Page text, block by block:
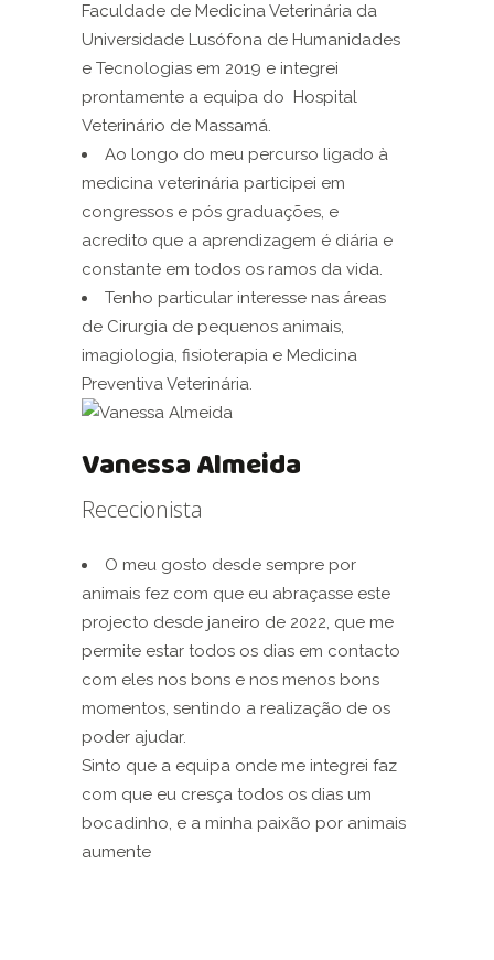
Faculdade de Medicina Veterinária da
Universidade Lusófona de Humanidades
e Tecnologias em 2019 e integrei
prontamente a equipa do Hospital
Veterinário de Massamá.
Ao longo do meu percurso ligado à
medicina veterinária participei em
congressos e pós graduações, e
acredito que a aprendizagem é diária e
constante em todos os ramos da vida.
Tenho particular interesse nas áreas
de Cirurgia de pequenos animais,
imagiologia, fisioterapia e Medicina
Preventiva Veterinária.
Vanessa Almeida
Rececionista
O meu gosto desde sempre por
animais fez com que eu abraçasse este
projecto desde janeiro de 2022, que me
permite estar todos os dias em contacto
com eles nos bons e nos menos bons
momentos, sentindo a realização de os
poder ajudar.
Sinto que a equipa onde me integrei faz
com que eu cresça todos os dias um
bocadinho, e a minha paixão por animais
aumente